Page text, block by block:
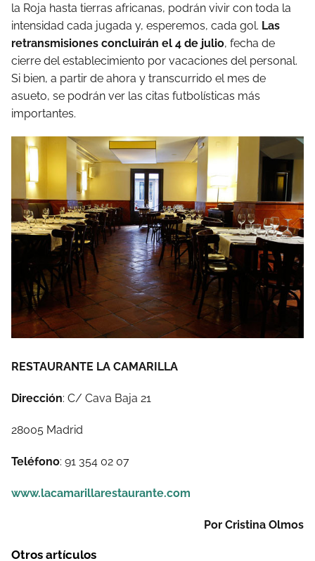
la Roja hasta tierras africanas, podrán vivir con toda la
intensidad cada jugada y, esperemos, cada gol. Las
retransmisiones concluirán el 4 de julio, fecha de
cierre del establecimiento por vacaciones del personal.
Si bien, a partir de ahora y transcurrido el mes de
asueto, se podrán ver las citas futbolísticas más
importantes.
RESTAURANTE LA CAMARILLA
Dirección: C/ Cava Baja 21
28005 Madrid
Teléfono: 91 354 02 07
www.lacamarillarestaurante.com
Por Cristina Olmos
Otros artículos